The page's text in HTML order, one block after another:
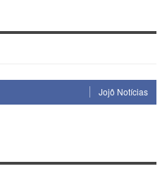
Jojô Notícias